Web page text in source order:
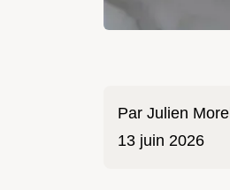
Par Julien Morel
13 juin 2026